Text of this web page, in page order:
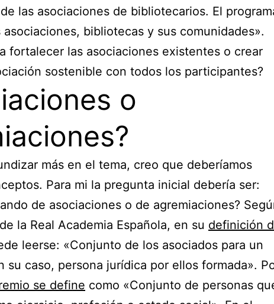
las asociaciones de bibliotecarios. El
bibliotecas y sus comunidades».
fortalecer las asociaciones existentes o crear
sostenible con todos los participantes?
o
más en el tema, creo que deberíamos
Para mi la pregunta inicial debería ser:
de asociaciones o de agremiaciones?
la Real Academia Española, en su definición
leerse: «Conjunto de los asociados para un
su caso, persona jurídica por ellos formada».
se define como «Conjunto de personas